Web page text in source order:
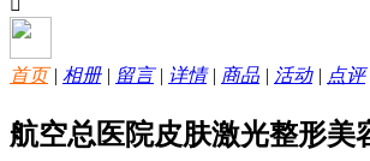
首页 | 相册 | 留言 | 详情 | 商品 | 活动 | 点评
航空总医院皮肤激光整形美